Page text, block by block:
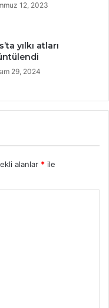
12, 2023
yılkı atları
29, 2024
alanlar * ile